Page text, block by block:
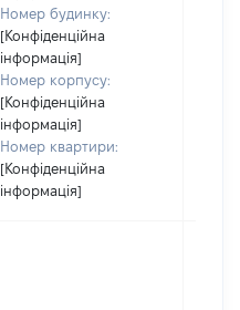
Номер будинку:
[Конфіденційна
інформація]
Номер корпусу:
[Конфіденційна
інформація]
Номер квартири:
[Конфіденційна
інформація]